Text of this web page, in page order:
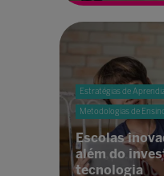
Estratégias de
Metodologias de
Escolas
além do
tecnologia